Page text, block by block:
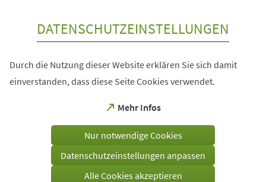
DATENSCHUTZEINSTELLUNGEN
Durch die Nutzung dieser Website erklären Sie sich damit
einverstanden, dass diese Seite Cookies verwendet.
Mehr Infos
(Öffnet
einem
Tab)
Nur notwendige Cookies
Datenschutzeinstellungen anpassen
Alle Cookies akzeptieren